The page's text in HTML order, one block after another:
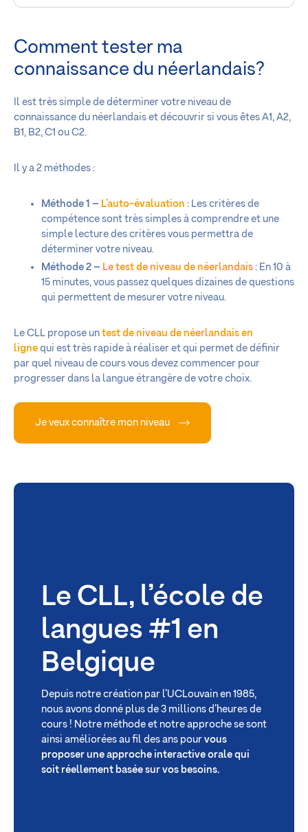
Comment tester ma
connaissance du néerlandais?
Il est très simple de déterminer votre niveau de
connaissance du néerlandais et découvrir si vous êtes A1, A2,
B1, B2, C1 ou C2.
Il y a 2 méthodes :
Méthode 1 – L’auto-évaluation : Les critères de
compétence sont très simples à comprendre et une
simple lecture des critères vous permettra de
déterminer votre niveau.
Méthode 2 – Le test de niveau de néerlandais : En 10 à
15 minutes, vous passez quelques dizaines de questions
qui permettent de mesurer votre niveau.
Le CLL propose un test de niveau de néerlandais en
ligne qui est très rapide à réaliser et qui permet de définir
par quel niveau de cours vous devez commencer pour
progresser dans la langue étrangère de votre choix.
Je veux connaître mon niveau
Le CLL, l’école de
langues #1 en
Belgique
Depuis notre création par l’UCLouvain en 1985,
nous avons donné plus de 3 millions d’heures de
cours ! Notre méthode et notre approche se sont
ainsi améliorées au fil des ans pour vous
proposer une approche interactive orale qui
soit réellement basée sur vos besoins.